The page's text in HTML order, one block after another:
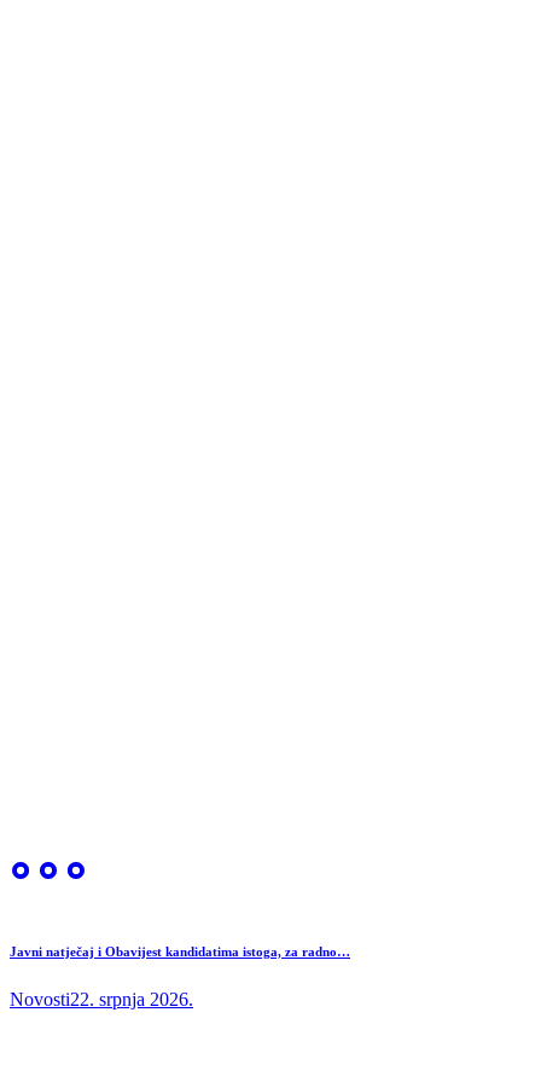
Javni natječaj i Obavijest kandidatima istoga, za radno…
Novosti22. srpnja 2026.